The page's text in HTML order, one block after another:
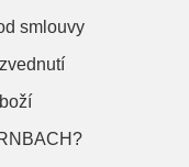
smlouvy